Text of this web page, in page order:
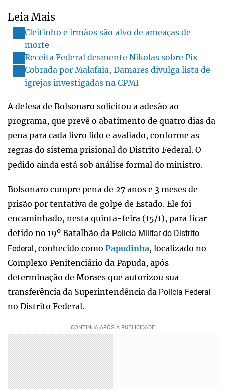
Leia Mais
Cleitinho e irmãos são alvo de ameaças de
morte
Receita Federal desmente Nikolas sobre Pix
Cobrada por Malafaia, Damares divulga lista de
igrejas investigadas na CPMI
A defesa de Bolsonaro solicitou a adesão ao
programa, que prevê o abatimento de quatro dias da
pena para cada livro lido e avaliado, conforme as
regras do sistema prisional do Distrito Federal. O
pedido ainda está sob análise formal do ministro.
Bolsonaro cumpre pena de 27 anos e 3 meses de
prisão por tentativa de golpe de Estado. Ele foi
encaminhado, nesta quinta-feira (15/1), para ficar
detido no 19º Batalhão da Polícia Militar do Distrito
Federal, conhecido como Papudinha, localizado no
Complexo Penitenciário da Papuda, após
determinação de Moraes que autorizou sua
transferência da Superintendência da Polícia Federal
no Distrito Federal.